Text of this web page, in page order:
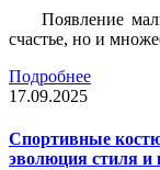
Появление
счастье, но и
Подробнее
17.09.2025
Спортивные
эволюция стиля и